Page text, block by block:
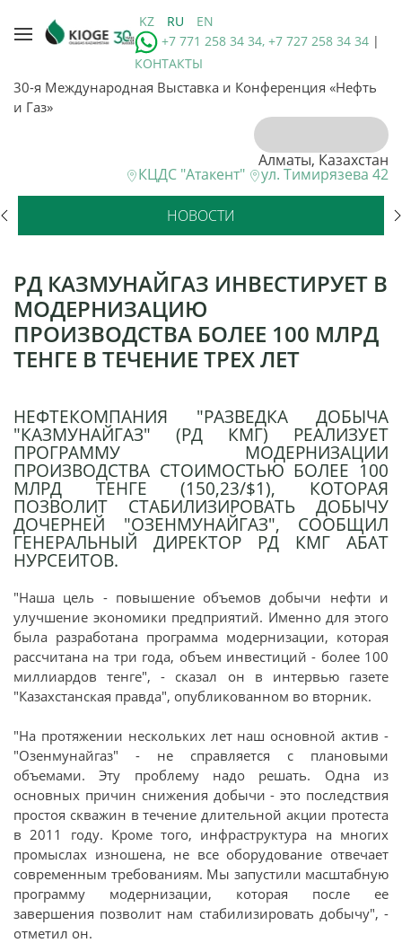
KZ RU
EN
+7 771 258 34 34, +7 727 258 34 34 |
КОНТАКТЫ
30-я Международная Выставка и Конференция «Нефть
и Газ»
Алматы, Казахстан
КЦДС "Атакент" ул. Тимирязева 42
НОВОСТИ
РД КАЗМУНАЙГАЗ ИНВЕСТИРУЕТ В
МОДЕРНИЗАЦИЮ
ПРОИЗВОДСТВА БОЛЕЕ 100 МЛРД
ТЕНГЕ В ТЕЧЕНИЕ ТРЕХ ЛЕТ
НЕФТЕКОМПАНИЯ "РАЗВЕДКА ДОБЫЧА
"КАЗМУНАЙГАЗ" (РД КМГ) РЕАЛИЗУЕТ
ПРОГРАММУ МОДЕРНИЗАЦИИ
ПРОИЗВОДСТВА СТОИМОСТЬЮ БОЛЕЕ 100
МЛРД ТЕНГЕ (150,23/$1), КОТОРАЯ
ПОЗВОЛИТ СТАБИЛИЗИРОВАТЬ ДОБЫЧУ
ДОЧЕРНЕЙ "ОЗЕНМУНАЙГАЗ", СООБЩИЛ
ГЕНЕРАЛЬНЫЙ ДИРЕКТОР РД КМГ АБАТ
НУРСЕИТОВ.
"Наша цель - повышение объемов добычи нефти и
улучшение экономики предприятий. Именно для этого
была разработана программа модернизации, которая
рассчитана на три года, объем инвестиций - более 100
миллиардов тенге", - сказал он в интервью газете
"Казахстанская правда", опубликованном во вторник.
"На протяжении нескольких лет наш основной актив -
"Озенмунайгаз" - не справляется с плановыми
объемами. Эту проблему надо решать. Одна из
основных причин снижения добычи - это последствия
простоя скважин в течение длительной акции протеста
в 2011 году. Кроме того, инфраструктура на многих
промыслах изношена, не все оборудование отвечает
современным требованиям. Мы запустили масштабную
программу модернизации, которая после ее
завершения позволит нам стабилизировать добычу", -
отметил он.